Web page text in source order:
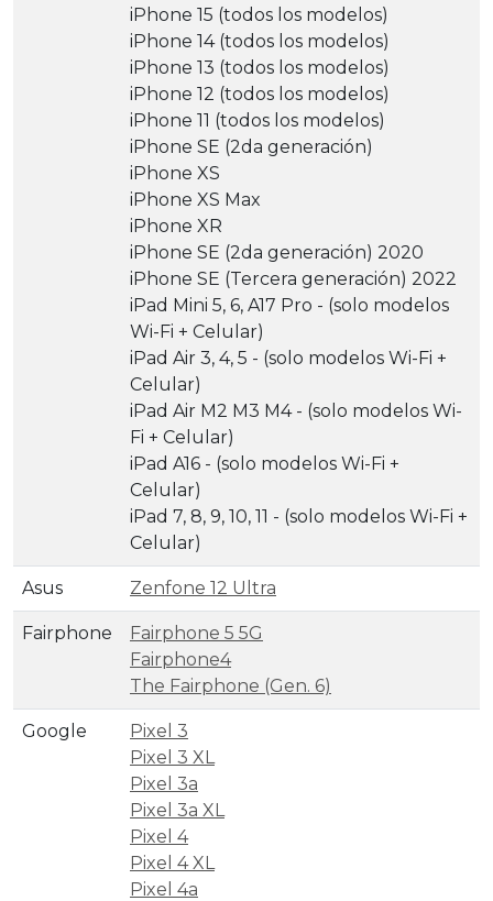
iPhone 15 (todos los modelos)
iPhone 14 (todos los modelos)
iPhone 13 (todos los modelos)
iPhone 12 (todos los modelos)
iPhone 11 (todos los modelos)
iPhone SE (2da generación)
iPhone XS
iPhone XS Max
iPhone XR
iPhone SE (2da generación) 2020
iPhone SE (Tercera generación) 2022
iPad Mini 5, 6, A17 Pro - (solo modelos
Wi-Fi + Celular)
iPad Air 3, 4, 5 - (solo modelos Wi-Fi +
Celular)
iPad Air M2 M3 M4 - (solo modelos Wi-
Fi + Celular)
iPad A16 - (solo modelos Wi-Fi +
Celular)
iPad 7, 8, 9, 10, 11 - (solo modelos Wi-Fi +
Celular)
Asus Zenfone 12 Ultra
Fairphone
Fairphone 5 5G
Fairphone4
The Fairphone (Gen. 6)
Google
Pixel 3
Pixel 3 XL
Pixel 3a
Pixel 3a XL
Pixel 4
Pixel 4 XL
Pixel 4a